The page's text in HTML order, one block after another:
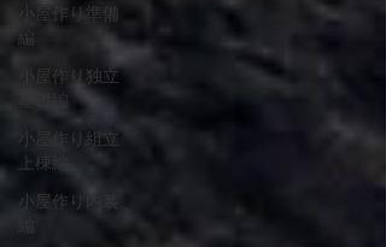
小屋作り準備
編
小屋作り独立
基礎編
小屋作り組立
上棟編
小屋作り内装